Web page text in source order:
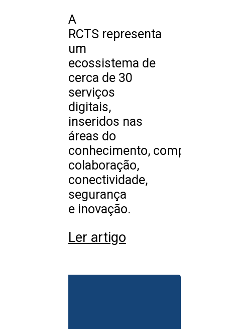
A
RCTS representa
um
ecossistema de
cerca de 30
serviços
digitais,
inseridos nas
áreas do
conhecimento, computação,
colaboração,
conectividade,
segurança
e inovação.
Ler artigo